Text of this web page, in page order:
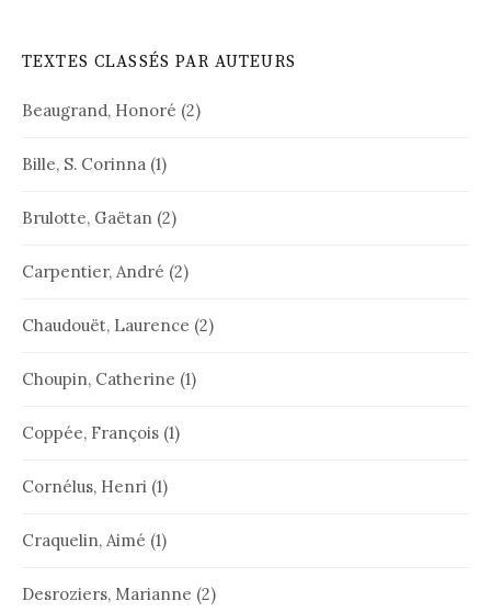
TEXTES CLASSÉS PAR AUTEURS
Beaugrand, Honoré (2)
Bille, S. Corinna (1)
Brulotte, Gaëtan (2)
Carpentier, André (2)
Chaudouët, Laurence (2)
Choupin, Catherine (1)
Coppée, François (1)
Cornélus, Henri (1)
Craquelin, Aimé (1)
Desroziers, Marianne (2)